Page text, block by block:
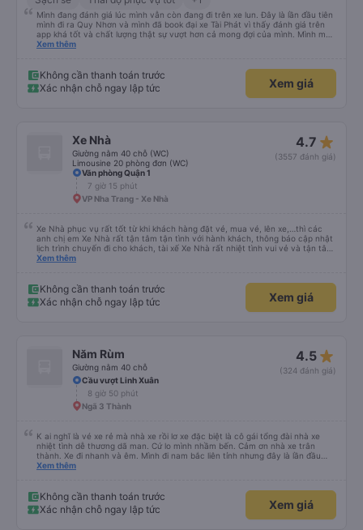
Mình đang đánh giá lúc mình vẫn còn đang đi trên xe lun. Đây là lần đầu tiên
mình đi ra Quy Nhơn và mình đã book đại xe Tài Phát vì thấy đánh giá trên
app khá tốt và chất lượng thật sự vượt hơn cả mong đợi của mình. Mình mua
giường đôi và vừa đủ cho 2 người. Nhân viên của nhà xe phải nói là siêu nhiệt
trung chuyển và lên xe lớn thì luôn hỗ trợ xách vali giùm tụi mình. Trên xe thì
có cả bánh và sữa miễn phí cho khách còn chuẩn bị cả thuốc say xe, dép,
mền, gối và đặc biệt là có gối ôm. Nchung là phải chấm nhà xe 10 sao mới
Xem thêm
Không cần thanh toán trước
Xác nhận chỗ ngay lập tức
Xem giá
Xe Nhà
Giường nằm 40 chỗ (WC)
Limousine 20 phòng đơn (WC)
4.7 star_rate
(3557 đánh giá)
Văn phòng Quận 1
7 giờ 15 phút
VP Nha Trang - Xe Nhà
Xe Nhà phục vụ rất tốt từ khi khách hàng đặt vé, mua vé, lên xe,…thì các
anh chị em Xe Nhà rất tận tâm tận tình với hành khách, thông báo cập nhật
lịch trình chuyến đi cho khách, tài xế Xe Nhà rất nhiệt tình vui vẻ và tận tâm
với hành khách, xe chạy rất đúng giờ,… nói chúng tấc cả mọi thứ đều rất tốt.
Xem thêm
Không cần thanh toán trước
Xác nhận chỗ ngay lập tức
Xem giá
Năm Rùm
Giường nằm 40 chỗ
4.5 star_rate
(324 đánh giá)
Cầu vượt Linh Xuân
8 giờ 50 phút
Ngã 3 Thành
K ai nghĩ là vé xe rẻ mà nhà xe rồi lơ xe đặc biệt là cô gái tổng đài nhà xe
nhiệt tình dễ thương dã man. Cứ lo mình nhầm bến. Cảm ơn nhà xe trân
thành. Xe đi nhanh và êm. Mình đi nam bắc liên tỉnh nhưng đây là lần đầu
ngủ trên xe quên cả điếu. Kính mong nhà xe hỗ trợ giúp mình lấy lại kỉ bật
Xem thêm
Không cần thanh toán trước
Xác nhận chỗ ngay lập tức
Xem giá